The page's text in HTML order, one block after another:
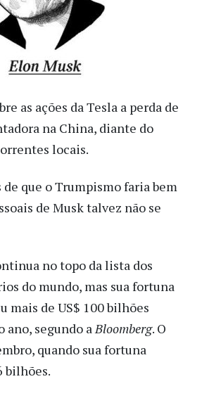
as ações da Tesla a perda de
na China, diante do
locais.
de que o Trumpismo faria bem
de Musk talvez não se
no topo da lista dos
do mundo, mas sua fortuna
mais de US$ 100 bilhões
ano, segundo aBloomberg. O
quando sua fortuna
bilhões.